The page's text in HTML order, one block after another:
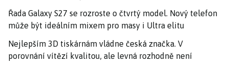
Řada Galaxy S27 se rozroste o čtvrtý model. Nový telefon
může být ideálním mixem pro masy i Ultra elitu
Nejlepším 3D tiskárnám vládne česká značka. V
porovnání vítězí kvalitou, ale levná rozhodně není